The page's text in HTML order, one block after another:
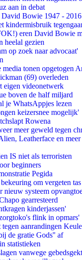
aan in debat
Bowie 1947 - 2016
kindermisbruik
eren David Bowie
heelal gezien
op zoek naar advocaat'
media tonen opgetogen
(69) overleden
eigen videonetwerk
boven de half miljard
je WhatsAppjes lezen
keizersnee mogelijk'
Rowena
meer geweld tegen
Leatherface en
IS niet als terroristen
beginners
Pegida
om vergeten
systeem
gearresteerd
kinderjassen'
flink in opmars'
aanrandingen
de gratie Gods'' af
statistieken
vanwege